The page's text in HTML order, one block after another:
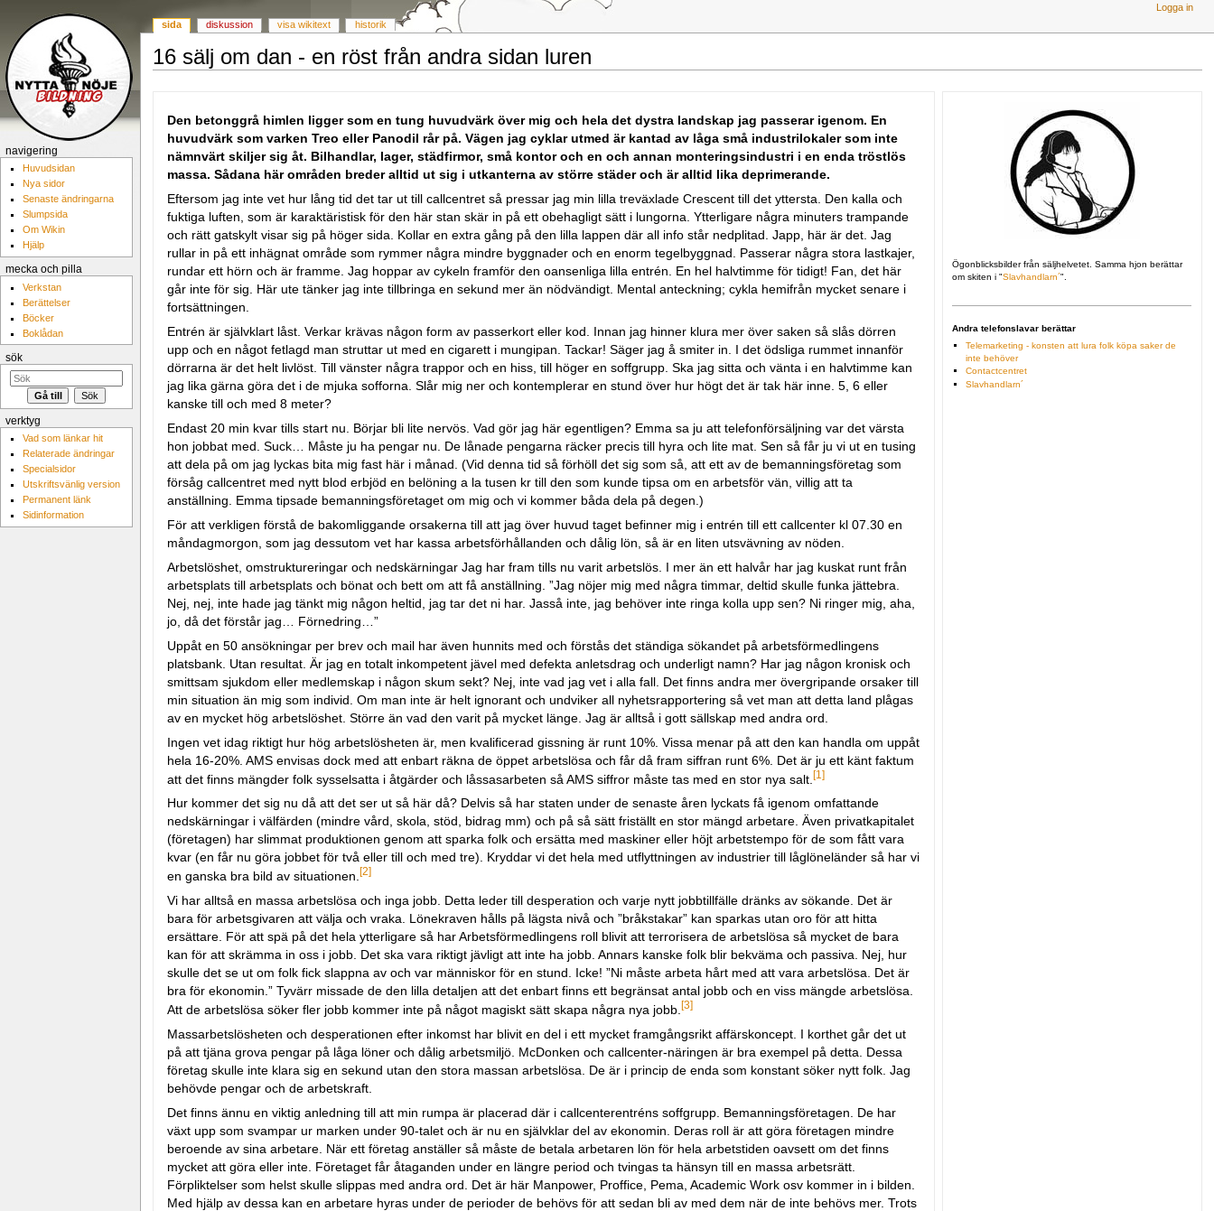
16 sälj om dan - en röst från andra sidan luren
Den betonggrå himlen ligger som en tung huvudvärk över mig och hela det dystra landskap jag passerar igenom. En
huvudvärk som varken Treo eller Panodil rår på. Vägen jag cyklar utmed är kantad av låga små industrilokaler som inte
nämnvärt skiljer sig åt. Bilhandlar, lager, städfirmor, små kontor och en och annan monteringsindustri i en enda tröstlös
massa. Sådana här områden breder alltid ut sig i utkanterna av större städer och är alltid lika deprimerande.
Eftersom jag inte vet hur lång tid det tar ut till callcentret så pressar jag min lilla treväxlade Crescent till det yttersta. Den kalla och
fuktiga luften, som är karaktäristisk för den här stan skär in på ett obehagligt sätt i lungorna. Ytterligare några minuters trampande
och rätt gatskylt visar sig på höger sida. Kollar en extra gång på den lilla lappen där all info står nedplitad. Japp, här är det. Jag
rullar in på ett inhägnat område som rymmer några mindre byggnader och en enorm tegelbyggnad. Passerar några stora lastkajer,
rundar ett hörn och är framme. Jag hoppar av cykeln framför den oansenliga lilla entrén. En hel halvtimme för tidigt! Fan, det här
går inte för sig. Här ute tänker jag inte tillbringa en sekund mer än nödvändigt. Mental anteckning; cykla hemifrån mycket senare i
fortsättningen.
Entrén är självklart låst. Verkar krävas någon form av passerkort eller kod. Innan jag hinner klura mer över saken så slås dörren
upp och en något fetlagd man struttar ut med en cigarett i mungipan. Tackar! Säger jag å smiter in. I det ödsliga rummet innanför
dörrarna är det helt livlöst. Till vänster några trappor och en hiss, till höger en soffgrupp. Ska jag sitta och vänta i en halvtimme kan
jag lika gärna göra det i de mjuka sofforna. Slår mig ner och kontemplerar en stund över hur högt det är tak här inne. 5, 6 eller
kanske till och med 8 meter?
Endast 20 min kvar tills start nu. Börjar bli lite nervös. Vad gör jag här egentligen? Emma sa ju att telefonförsäljning var det värsta
hon jobbat med. Suck… Måste ju ha pengar nu. De lånade pengarna räcker precis till hyra och lite mat. Sen så får ju vi ut en tusing
att dela på om jag lyckas bita mig fast här i månad. (Vid denna tid så förhöll det sig som så, att ett av de bemanningsföretag som
försåg callcentret med nytt blod erbjöd en belöning a la tusen kr till den som kunde tipsa om en arbetsför vän, villig att ta
anställning. Emma tipsade bemanningsföretaget om mig och vi kommer båda dela på degen.)
För att verkligen förstå de bakomliggande orsakerna till att jag över huvud taget befinner mig i entrén till ett callcenter kl 07.30 en
måndagmorgon, som jag dessutom vet har kassa arbetsförhållanden och dålig lön, så är en liten utsvävning av nöden.
Arbetslöshet, omstruktureringar och nedskärningar Jag har fram tills nu varit arbetslös. I mer än ett halvår har jag kuskat runt från
arbetsplats till arbetsplats och bönat och bett om att få anställning. ”Jag nöjer mig med några timmar, deltid skulle funka jättebra.
Nej, nej, inte hade jag tänkt mig någon heltid, jag tar det ni har. Jasså inte, jag behöver inte ringa kolla upp sen? Ni ringer mig, aha,
jo, då det förstår jag… Förnedring…”
Uppåt en 50 ansökningar per brev och mail har även hunnits med och förstås det ständiga sökandet på arbetsförmedlingens
platsbank. Utan resultat. Är jag en totalt inkompetent jävel med defekta anletsdrag och underligt namn? Har jag någon kronisk och
smittsam sjukdom eller medlemskap i någon skum sekt? Nej, inte vad jag vet i alla fall. Det finns andra mer övergripande orsaker till
min situation än mig som individ. Om man inte är helt ignorant och undviker all nyhetsrapportering så vet man att detta land plågas
av en mycket hög arbetslöshet. Större än vad den varit på mycket länge. Jag är alltså i gott sällskap med andra ord.
Ingen vet idag riktigt hur hög arbetslösheten är, men kvalificerad gissning är runt 10%. Vissa menar på att den kan handla om uppåt
hela 16-20%. AMS envisas dock med att enbart räkna de öppet arbetslösa och får då fram siffran runt 6%. Det är ju ett känt faktum
att det finns mängder folk sysselsatta i åtgärder och låssasarbeten så AMS siffror måste tas med en stor nya salt. [1]
Hur kommer det sig nu då att det ser ut så här då? Delvis så har staten under de senaste åren lyckats få igenom omfattande
nedskärningar i välfärden (mindre vård, skola, stöd, bidrag mm) och på så sätt friställt en stor mängd arbetare. Även privatkapitalet
(företagen) har slimmat produktionen genom att sparka folk och ersätta med maskiner eller höjt arbetstempo för de som fått vara
kvar (en får nu göra jobbet för två eller till och med tre). Kryddar vi det hela med utflyttningen av industrier till låglöneländer så har vi
en ganska bra bild av situationen. [2]
Vi har alltså en massa arbetslösa och inga jobb. Detta leder till desperation och varje nytt jobbtillfälle dränks av sökande. Det är
bara för arbetsgivaren att välja och vraka. Lönekraven hålls på lägsta nivå och ”bråkstakar” kan sparkas utan oro för att hitta
ersättare. För att spä på det hela ytterligare så har Arbetsförmedlingens roll blivit att terrorisera de arbetslösa så mycket de bara
kan för att skrämma in oss i jobb. Det ska vara riktigt jävligt att inte ha jobb. Annars kanske folk blir bekväma och passiva. Nej, hur
skulle det se ut om folk fick slappna av och var människor för en stund. Icke! ”Ni måste arbeta hårt med att vara arbetslösa. Det är
bra för ekonomin.” Tyvärr missade de den lilla detaljen att det enbart finns ett begränsat antal jobb och en viss mängde arbetslösa.
Att de arbetslösa söker fler jobb kommer inte på något magiskt sätt skapa några nya jobb. [3]
Massarbetslösheten och desperationen efter inkomst har blivit en del i ett mycket framgångsrikt affärskoncept. I korthet går det ut
på att tjäna grova pengar på låga löner och dålig arbetsmiljö. McDonken och callcenter-näringen är bra exempel på detta. Dessa
företag skulle inte klara sig en sekund utan den stora massan arbetslösa. De är i princip de enda som konstant söker nytt folk. Jag
behövde pengar och de arbetskraft.
Det finns ännu en viktig anledning till att min rumpa är placerad där i callcenterentréns soffgrupp. Bemanningsföretagen. De har
växt upp som svampar ur marken under 90-talet och är nu en självklar del av ekonomin. Deras roll är att göra företagen mindre
beroende av sina arbetare. När ett företag anställer så måste de betala arbetaren lön för hela arbetstiden oavsett om det finns
mycket att göra eller inte. Företaget får åtaganden under en längre period och tvingas ta hänsyn till en massa arbetsrätt.
Förpliktelser som helst skulle slippas med andra ord. Det är här Manpower, Proffice, Pema, Academic Work osv kommer in i bilden.
Med hjälp av dessa kan en arbetare hyras under de perioder de behövs för att sedan bli av med dem när de inte behövs mer. Trots
Ögonblicksbilder från säljhelvetet. Samma hjon berättar
om skiten i "Slavhandlarn´".
Andra telefonslavar berättar
Telemarketing - konsten att lura folk köpa saker de
inte behöver
Contactcentret
Slavhandlarn´
sida diskussion visa wikitext historik
Logga in
navigering
Huvudsidan
Nya sidor
Senaste ändringarna
Slumpsida
Om Wikin
Hjälp
mecka och pilla
Verkstan
Berättelser
Böcker
Boklådan
sök
verktyg
Vad som länkar hit
Relaterade ändringar
Specialsidor
Utskriftsvänlig version
Permanent länk
Sidinformation